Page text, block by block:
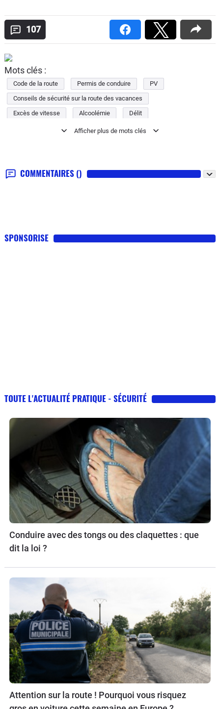
107
Mots clés :
Code de la route Permis de conduire
PV
Conseils de sécurité sur la route des vacances
Excès de vitesse
Alcoolémie
Délit
Téléphone portable
Drogue
COMMENTAIRES ()
SPONSORISE
TOUTE L'ACTUALITÉ PRATIQUE - SÉCURITÉ
Conduire avec des tongs ou des claquettes : que
dit la loi ?
Attention sur la route ! Pourquoi vous risquez